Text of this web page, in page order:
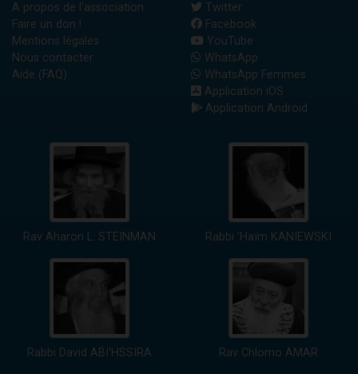
A propos de l'association
Faire un don !
Mentions légales
Nous contacter
Aide (FAQ)
Twitter
Facebook
YouTube
WhatsApp
WhatsApp Femmes
Application iOS
Application Android
Rav Aharon L. STEINMAN Rabbi 'Haïm KANIEWSKI
Rabbi David ABI'HSSIRA Rav Chlomo AMAR